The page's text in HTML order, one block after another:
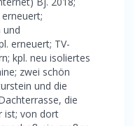
und
erneuert; TV-
kpl. neu isoliertes
zwei schön
und die
die
ist; von dort